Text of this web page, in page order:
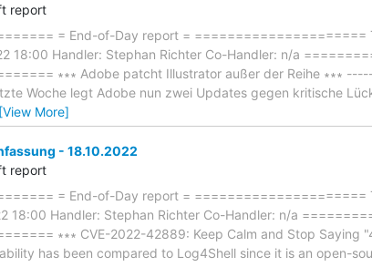
report
= End-of-Day report = =====================
18:00 Handler: Stephan Richter Co-Handler: n/a
∗∗∗ Adobe patcht Illustrator außer der Reihe
Woche legt Adobe nun zwei Updates gegen kritische
[View More]
- 18.10.2022
report
= End-of-Day report = =====================
18:00 Handler: Stephan Richter Co-Handler: n/a
∗∗∗ CVE-2022-42889: Keep Calm and Stop
has been compared to Log4Shell since it is an open-